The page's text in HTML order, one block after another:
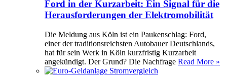
Ford in der Kurzarbeit: Ein Signal für die
Herausforderungen der Elektromobilität
Die Meldung aus Köln ist ein Paukenschlag: Ford,
einer der traditionsreichsten Autobauer Deutschlands,
hat für sein Werk in Köln kurzfristig Kurzarbeit
angekündigt. Der Grund? Die Nachfrage Read More »